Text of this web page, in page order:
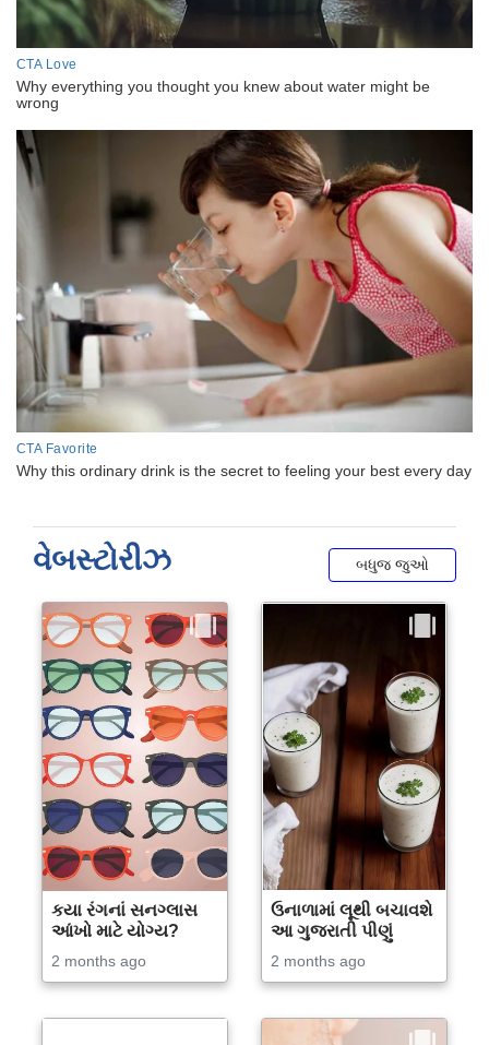
વેબસ્ટોરીઝ બધુજ જુઓ
કયા રંગનાં સનગ્લાસ
આંખો માટે યોગ્ય?
2 months ago
ઉનાળામાં લૂથી બચાવશે
આ ગુજરાતી પીણું
2 months ago